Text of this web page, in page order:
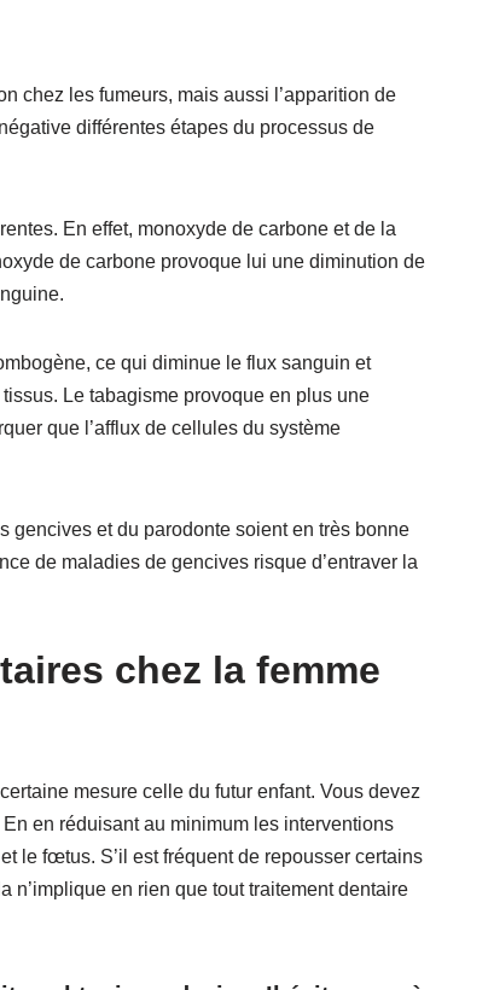
chez les fumeurs, mais aussi l’apparition de
différentes étapes du processus de
En effet, monoxyde de carbone et de la
de carbone provoque lui une diminution de
ce qui diminue le flux sanguin et
Le tabagisme provoque en plus une
que l’afflux de cellules du système
gencives et du parodonte soient en très bonne
de maladies de gencives risque d’entraver la
chez la femme
mesure celle du futur enfant. Vous devez
en réduisant au minimum les interventions
le fœtus. S’il est fréquent de repousser certains
n’implique en rien que tout traitement dentaire